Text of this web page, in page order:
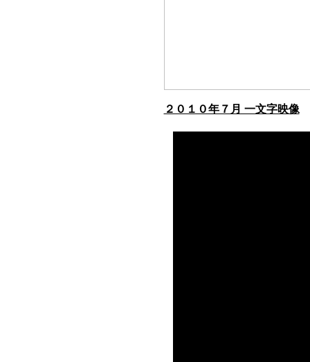
２０１０年７月 一文字映像